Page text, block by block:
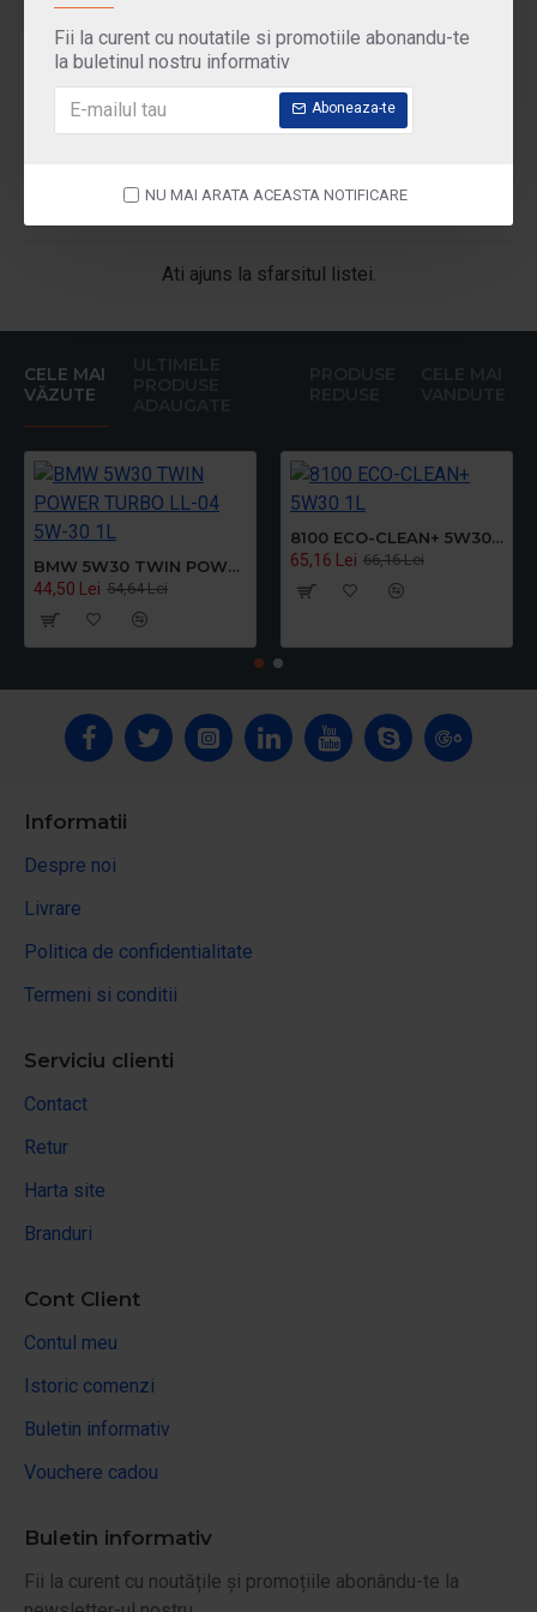
Fii la curent cu noutatile si promotiile abonandu-te
la buletinul nostru informativ
Aboneaza-te
NU MAI ARATA ACEASTA NOTIFICARE
PETRONAS
URANIA IVECO DAILY LS
5W-30 5l
250,00 Lei 295,00 Lei
Ati ajuns la sfarsitul listei.
CELE MAI
VĂZUTE
BMW 5W30 TWIN POWER TURBO LL-04 5W-30 1L
44,50 Lei 54,64 Lei
8100 ECO-CLEAN+ 5W30 1L
65,16 Lei 66,16 Lei
Informatii
Despre noi
Livrare
Politica de confidentialitate
Termeni si conditii
Serviciu clienti
Contact
Retur
Harta site
Branduri
Cont Client
Contul meu
Istoric comenzi
Buletin informativ
Vouchere cadou
Buletin informativ
Fii la curent cu noutățile și promoțiile abonându-te la